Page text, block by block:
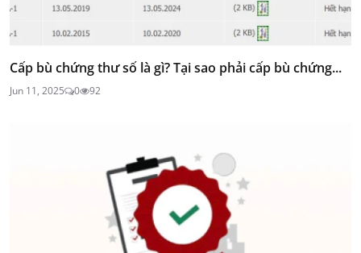
Cấp bù chứng thư số là gì? Tại sao phải cấp bù chứng...
Jun 11, 2025 0 92